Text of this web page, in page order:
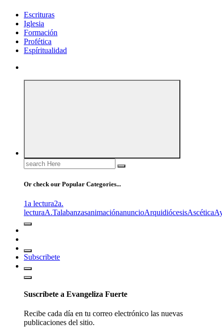
Escrituras
Iglesia
Formación
Profética
Espíritualidad
Search
for:
Or check our Popular Categories...
1a lectura2a.
lecturaA.TalabanzasanimaciónanuncioArquidiócesisAscética
Subscribete
Suscríbete a Evangeliza Fuerte
Recibe cada día en tu correo electrónico las nuevas
publicaciones del sitio.